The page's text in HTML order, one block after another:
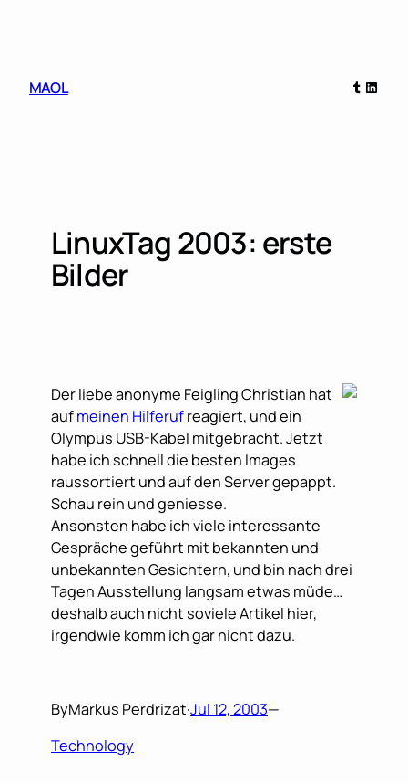
MAOL
Tumblr
LinuxTag 2003: erste
Bilder
Der liebe anonyme Feigling Christian hat
aufmeinen Hilferufreagiert, und ein
Olympus USB-Kabel mitgebracht. Jetzt
habe ich schnell die besten Images
raussortiert und auf den Server gepappt.
Schau rein und geniesse.
Ansonsten habe ich viele interessante
Gespräche geführt mit bekannten und
unbekannten Gesichtern, und bin nach drei
Tagen Ausstellung langsam etwas müde…
deshalb auch nicht soviele Artikel hier,
irgendwie komm ich gar nicht dazu.
ByMarkus Perdrizat·Jul 12, 2003—
Technology